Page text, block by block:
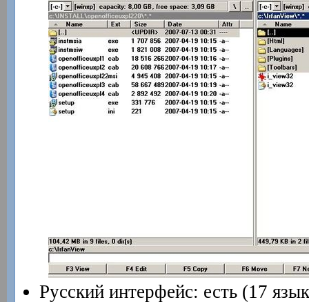
Русский интерфейс: есть (17